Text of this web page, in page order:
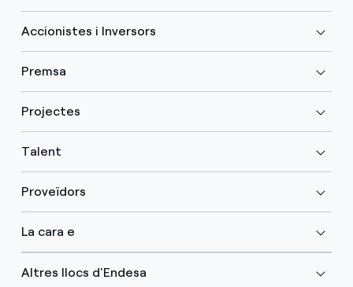
Accionistes i Inversors
Premsa
Projectes
Talent
Proveïdors
La cara e
Altres llocs d'Endesa